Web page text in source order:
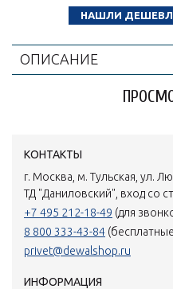
НАШЛИ
ОПИСАНИЕ
КОНТАКТЫ
г. Москва, м. Тульская, ул.
ТД "Даниловский", вход со
+7 495 212-18-49 (для
8 800 333-43-84
privet@dewalshop.ru
ИНФОРМАЦИЯ